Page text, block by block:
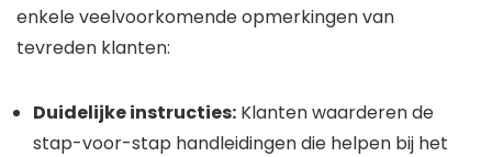
enkele veelvoorkomende opmerkingen van
tevreden klanten:
Duidelijke instructies: Klanten waarderen de
stap-voor-stap handleidingen die helpen bij het